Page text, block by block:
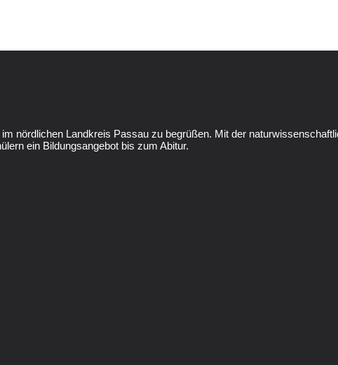
nördlichen Landkreis Passau zu begrüßen. Mit der
ein Bildungsangebot bis zum Abitur.